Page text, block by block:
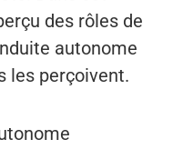
des rôles de
autonome
les perçoivent.